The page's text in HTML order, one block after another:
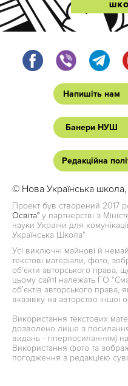
Напишіть нам
Банери НУШ
Редакційна
© Нова Українська школа,
Проект був створений 2017
Освіта" у партнерстві з
науки України для
Українська Школа"
Усі виключні майнові й
текстові матеріали, фото,
об’єкти авторського права,
цьому сайті належать ГО
об’єктів авторського права,
вказівку на авторство іншої
Використання текстових
дозволено лише з
видань - гіперпосиланням)
Використання фото та
погодження з редакцією